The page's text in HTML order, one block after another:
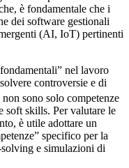
è fondamentale che i
dei software gestionali
(AI, IoT) pertinenti
nel lavoro
controversie e di
non sono solo competenze
soft skills. Per valutare le
è utile adottare un
specifico per la
e simulazioni di